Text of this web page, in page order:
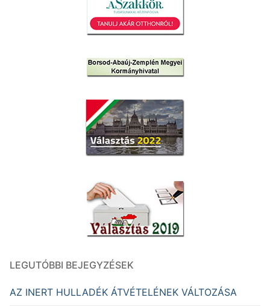
LEGUTÓBBI BEJEGYZÉSEK
AZ INERT HULLADÉK ÁTVÉTELÉNEK VÁLTOZÁSA